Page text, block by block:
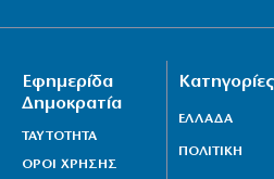
Εφημερίδα
Δημοκρατία
ΤΑΥΤΟΤΗΤΑ
ΟΡΟΙ ΧΡΗΣΗΣ
Κατηγορίες
ΕΛΛΑΔΑ
ΠΟΛΙΤΙΚΗ